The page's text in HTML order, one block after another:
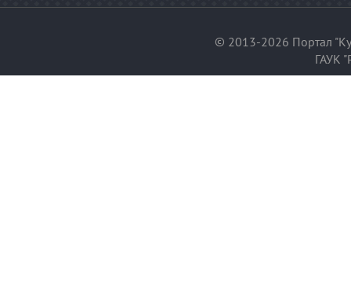
© 2013-2026 Портал
ГАУК